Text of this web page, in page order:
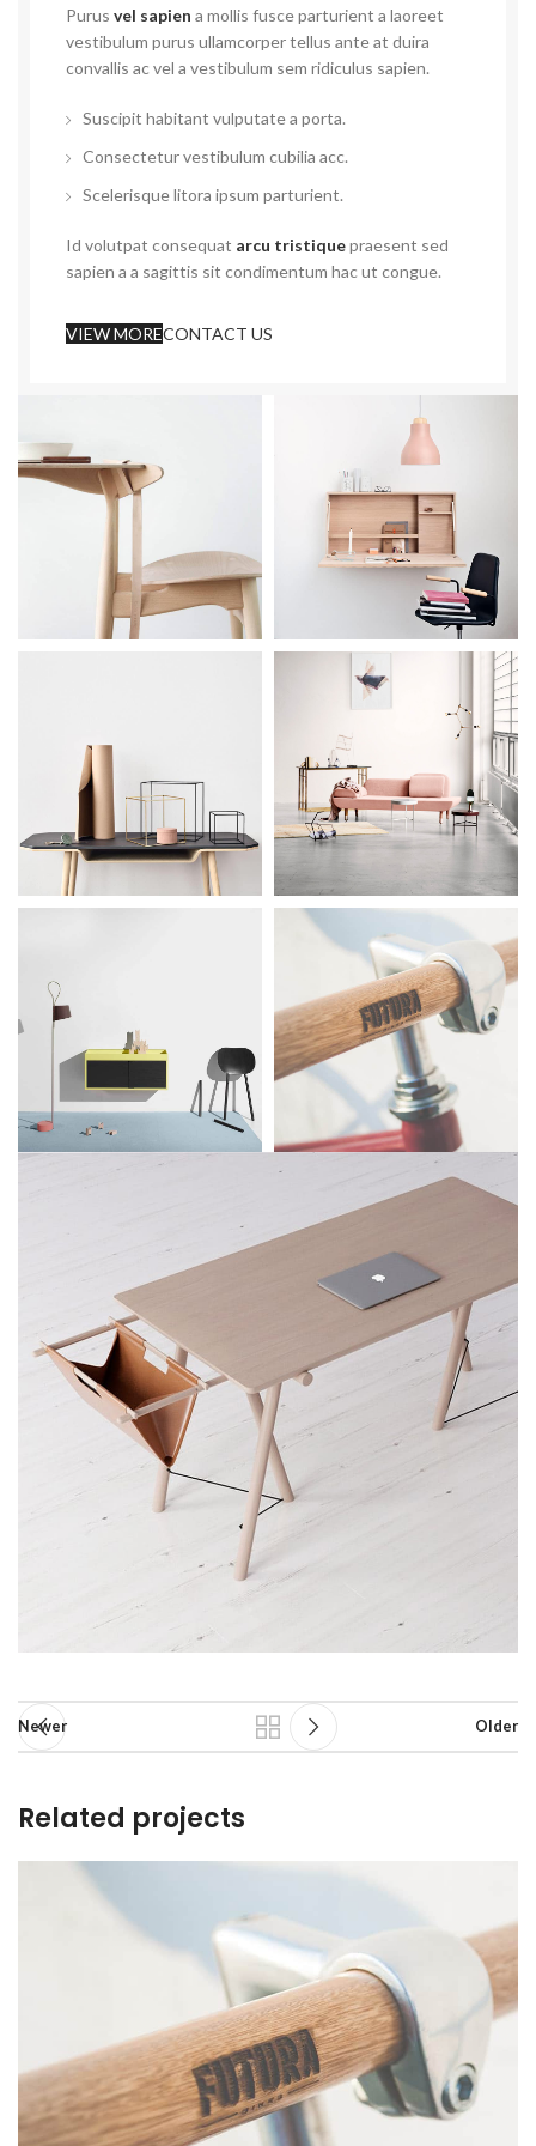
Purus vel sapien a mollis fusce parturient a laoreet
vestibulum purus ullamcorper tellus ante at duira
convallis ac vel a vestibulum sem ridiculus sapien.
Suscipit habitant vulputate a porta.
Consectetur vestibulum cubilia acc.
Scelerisque litora ipsum parturient.
Id volutpat consequat arcu tristiquepraesent sed
sapien a a sagittis sit condimentum hac ut congue.
VIEW MORECONTACT US
Newer Older
Related projects